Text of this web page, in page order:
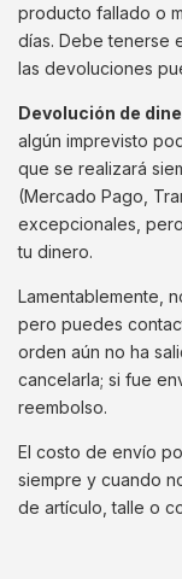
producto fallado o
días. Debe tenerse
las devoluciones
Devolución de
algún imprevisto
que se realizará
(Mercado Pago,
excepcionales,
tu dinero.
Lamentablemente,
pero puedes
orden aún no ha
cancelarla; si fue
reembolso.
El costo de envío
siempre y cuando
de artículo, talle o